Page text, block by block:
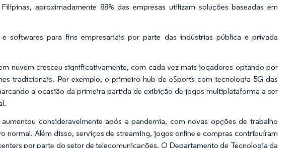
aproximadamente 88% das empresas utilizam soluções baseadas em
softwares para fins empresariais por parte das indústrias pública e privada
nuvem cresceu significativamente, com cada vez mais jogadores optando por
tradicionais. Por exemplo, o primeiro hub de eSports com tecnologia 5G das
a ocasião da primeira partida de exibição de jogos multiplataforma a ser
consideravelmente após a pandemia, com novas opções de trabalho
normal. Além disso, serviços de streaming, jogos online e compras contribuíram
por parte do setor de telecomunicações. O Departamento de Tecnologia da